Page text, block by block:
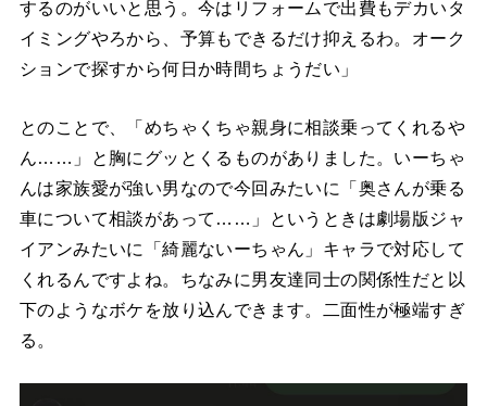
するのがいいと思う。今はリフォームで出費もデカいタ
イミングやろから、予算もできるだけ抑えるわ。オーク
ションで探すから何日か時間ちょうだい」
とのことで、「めちゃくちゃ親身に相談乗ってくれるや
ん……」と胸にグッとくるものがありました。いーちゃ
んは家族愛が強い男なので今回みたいに「奥さんが乗る
車について相談があって……」というときは劇場版ジャ
イアンみたいに「綺麗ないーちゃん」キャラで対応して
くれるんですよね。ちなみに男友達同士の関係性だと以
下のようなボケを放り込んできます。二面性が極端すぎ
る。